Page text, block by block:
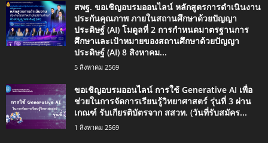
สพฐ. ขอเชิญอบรมออนไลน์ หลักสูตรการดำเนินงาน
ประกันคุณภาพ ภายในสถานศึกษาด้วยปัญญา
ประดิษฐ์ (AI) โมดูลที่ 2 การกำหนดมาตรฐานการ
ศึกษาและเป้าหมายของสถานศึกษาด้วยปัญญา
ประดิษฐ์ (AI) 8 สิงหาคม...
5 สิงหาคม 2569
ขอเชิญอบรมออนไลน์ การใช้ Generative AI เพื่อ
ช่วยในการจัดการเรียนรู้วิทยาศาสตร์ รุ่นที่ 3 ผ่าน
เกณฑ์ รับเกียรติบัตรจาก สสวท. (วันที่รับสมัคร...
1 สิงหาคม 2569